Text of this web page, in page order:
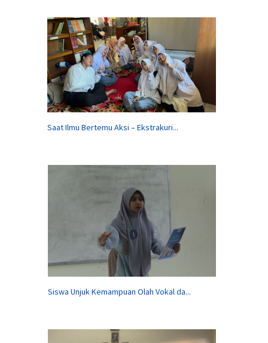
Saat Ilmu Bertemu Aksi – Ekstrakuri...
Siswa Unjuk Kemampuan Olah Vokal da...